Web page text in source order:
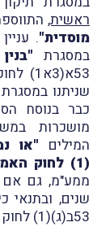
ראשית,
מוסדית".
במסגרת
שניתנו
המילים
(1) לחוק האמור"
שנים, ובתנאי
53ב(ג)(1) לחוק העידוד.